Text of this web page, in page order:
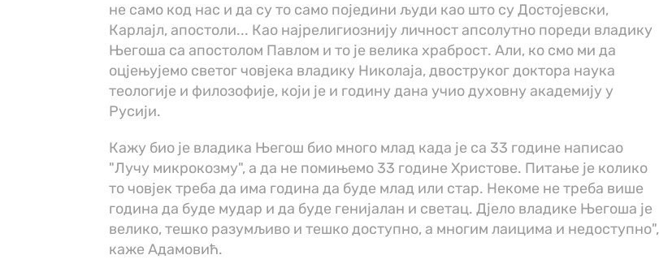
не само код нас и да су то само поједини људи као што су Достојевски,
Карлајл, апостоли... Као најрелигиознију личност апсолутно пореди владику
Његоша са апостолом Павлом и то је велика храброст. Али, ко смо ми да
оцјењујемо светог човјека владику Николаја, двоструког доктора наука
теологије и филозофије, који је и годину дана учио духовну академију у
Русији.
Кажу био је владика Његош био много млад када је са 33 године написао
"Лучу микрокозму", а да не помињемо 33 године Христове. Питање је колико
то човјек треба да има година да буде млад или стар. Некоме не треба више
година да буде мудар и да буде генијалан и светац. Дјело владике Његоша је
велико, тешко разумљиво и тешко доступно, а многим лаицима и недоступно",
каже Адамовић.